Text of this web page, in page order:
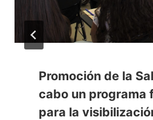
Promoción de la
cabo un programa
para la